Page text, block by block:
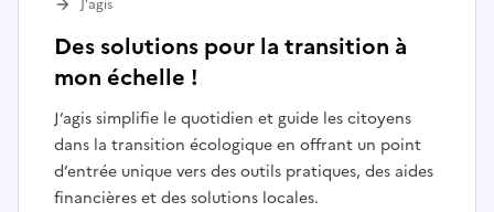
Des solutions pour la transition à
mon échelle !
J’agis simplifie le quotidien et guide les citoyens
dans la transition écologique en offrant un point
d’entrée unique vers des outils pratiques, des aides
financières et des solutions locales.
J’agis